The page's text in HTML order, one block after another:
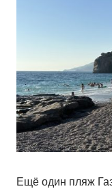
Ещё один пляж